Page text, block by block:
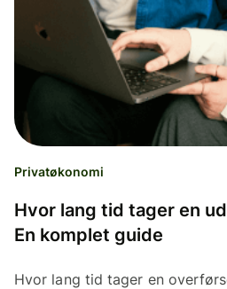
Privatøkonomi
Hvor lang tid tager en
En komplet guide
Hvor lang tid tager en